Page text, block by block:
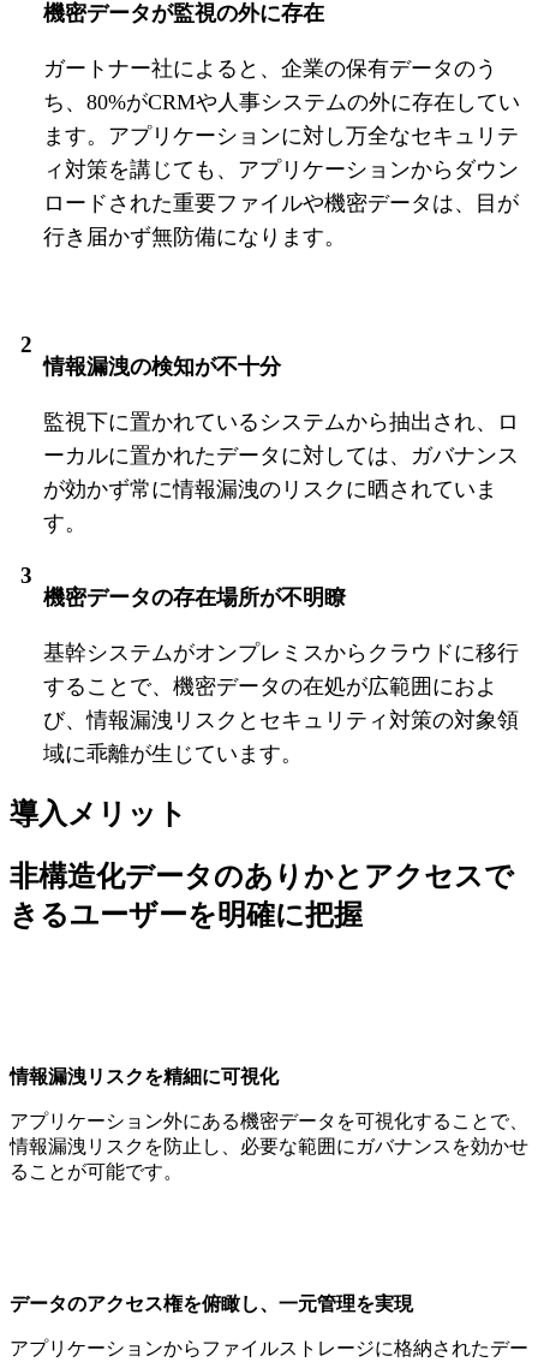
機密データが監視の外に存在
ガートナー社によると、企業の保有データのう
ち、80%がCRMや人事システムの外に存在してい
ます。アプリケーションに対し万全なセキュリテ
ィ対策を講じても、アプリケーションからダウン
ロードされた重要ファイルや機密データは、目が
行き届かず無防備になります。
情報漏洩の検知が不十分
監視下に置かれているシステムから抽出され、ロ
ーカルに置かれたデータに対しては、ガバナンス
が効かず常に情報漏洩のリスクに晒されていま
す。
機密データの存在場所が不明瞭
基幹システムがオンプレミスからクラウドに移行
することで、機密データの在処が広範囲におよ
び、情報漏洩リスクとセキュリティ対策の対象領
域に乖離が生じています。
導入メリット
非構造化データのありかとアクセスで
きるユーザーを明確に把握
情報漏洩リスクを精細に可視化
アプリケーション外にある機密データを可視化することで、
情報漏洩リスクを防止し、必要な範囲にガバナンスを効かせ
ることが可能です。
データのアクセス権を俯瞰し、一元管理を実現
アプリケーションからファイルストレージに格納されたデー